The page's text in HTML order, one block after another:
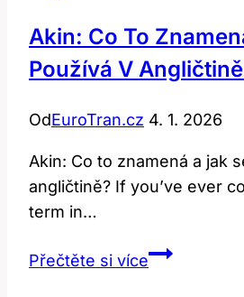
Akin: Co To
Používá V
OdEuroTran.cz 4. 1. 2026
Akin: Co to znamená a jak
angličtině? If you’ve ever
term in…
Přečtěte si víceAkin: